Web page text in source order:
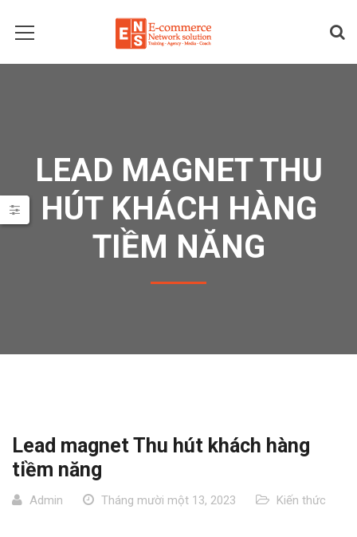
LEAD MAGNET THU
HÚT KHÁCH HÀNG
TIỀM NĂNG
Lead magnet Thu hút khách hàng
tiềm năng
Admin Tháng mười một 13, 2023 Kiến thức